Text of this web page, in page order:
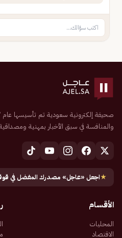
والمنافسة في سبق الأخبار بمهنية
★اجعل «عاجل» مصدرك المفضل في
الأقسام
المحليات
الاقتصاد